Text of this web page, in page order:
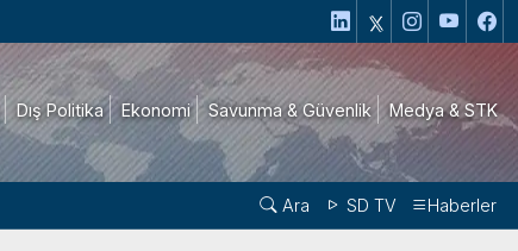
Dış Politika Ekonomi Savunma & Güvenlik Medya & STK
Ara SD TV Haberler